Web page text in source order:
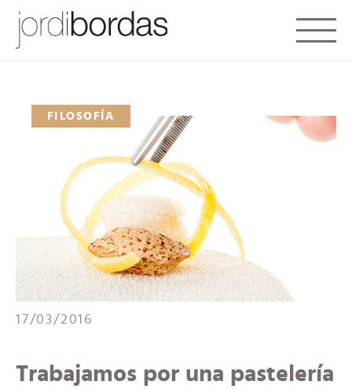
Toggle
FILOSOFÍA
17/03/2016
Trabajamos por una pastelería